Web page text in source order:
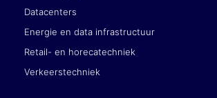
Datacenters
Energie en data infrastructuur
Retail- en horecatechniek
Verkeerstechniek